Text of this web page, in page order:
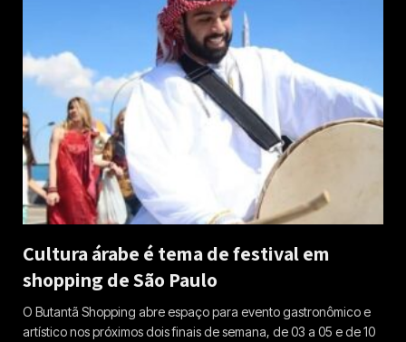
Cultura árabe é tema de festival em
shopping de São Paulo
O Butantã Shopping abre espaço para evento gastronômico e
artístico nos próximos dois finais de semana, de 03 a 05 e de 10